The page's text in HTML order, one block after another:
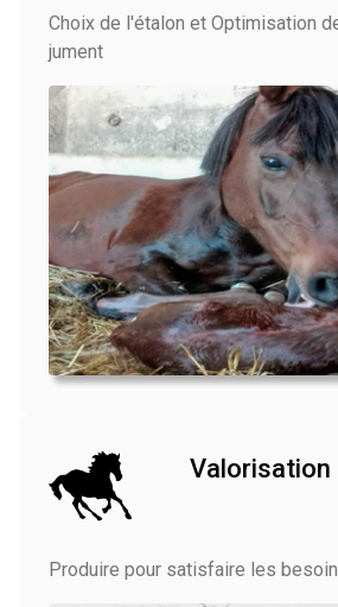
Choix de l'étalon et Optimisation
jument
Valorisation
Produire pour satisfaire les